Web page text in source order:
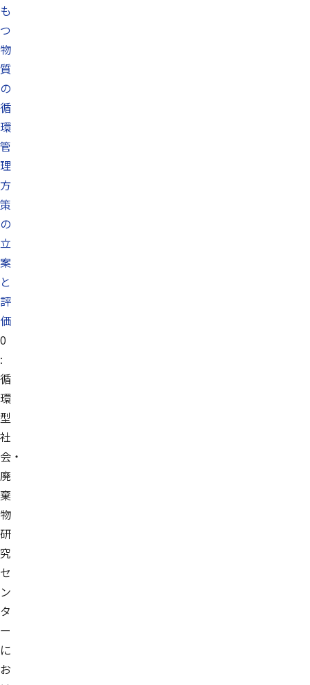
も
つ
物
質
の
循
環
管
理
方
策
の
立
案
と
評
価
0
:
循
環
型
社
会・
廃
棄
物
研
究
セ
ン
タ
ー
に
お